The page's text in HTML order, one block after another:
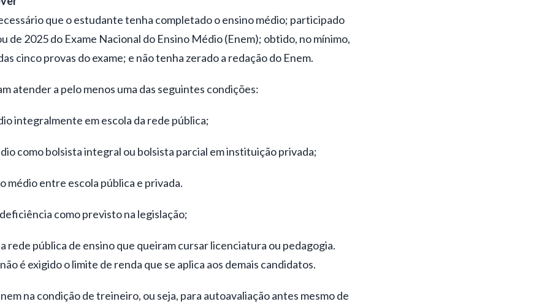
que o estudante tenha completado o ensino médio; participado
de 2025 do Exame Nacional do Ensino Médio (Enem); obtido, no mínimo,
cinco provas do exame; e não tenha zerado a redação do Enem.
atender a pelo menos uma das seguintes condições:
integralmente em escola da rede pública;
como bolsista integral ou bolsista parcial em instituição privada;
médio entre escola pública e privada.
deficiência como previsto na legislação;
rede pública de ensino que queiram cursar licenciatura ou pedagogia.
é exigido o limite de renda que se aplica aos demais candidatos.
na condição de treineiro, ou seja, para autoavaliação antes mesmo de